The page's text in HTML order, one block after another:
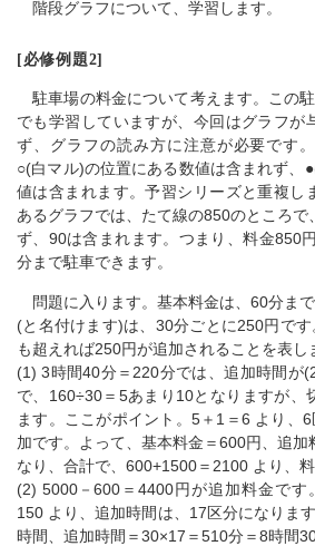
階段グラフについて、学習します。
[必修例題2]
駐車場の料金について考えます。この
でも学習していますが、今回はグラフが
ず、グラフの読み方に注意が必要です
○(白マル)の位置にある数値は含まれず、
値は含まれます。予習シリーズと重複し
あるグラフでは、たて線の850のところ
ず、90は含まれます。つまり、料金850
分まで駐車できます。
問題に入ります。基本料金は、60分ま
(と名付けます)は、30分ごとに250円で
も超えれば250円が追加されることを表し
(1) 3時間40分＝220分では、追加時間が
で、160÷30＝5あまり10となりますが、
ます。ここがポイント。5＋1＝6 より、
加です。よって、基本料金＝600円、追
なり、合計で、600+1500＝2100 より、
(2) 5000－600＝4400円が追加料金です
150 より、追加時間は、17区分になりま
時間、追加時間＝30×17＝510分＝8時間